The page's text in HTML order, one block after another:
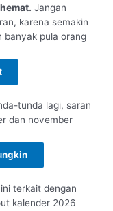
Jangan
karena semakin
banyak pula orang
tunda lagi, saran
dan november
terkait dengan
kalender 2026